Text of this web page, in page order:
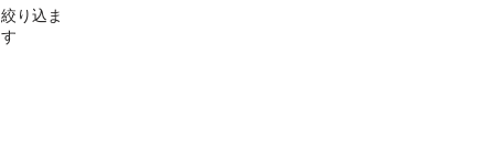
り込ま